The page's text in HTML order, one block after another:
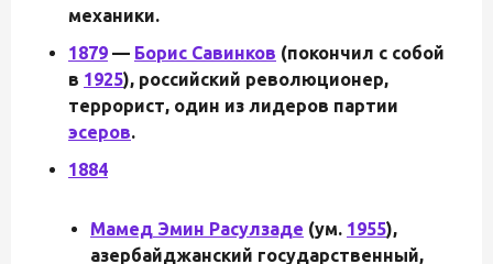
механики.
1879 — Борис Савинков (покончил с собой
в 1925), российский революционер,
террорист, один из лидеров партии
эсеров.
1884
Мамед Эмин Расулзаде (ум. 1955),
азербайджанский государственный,